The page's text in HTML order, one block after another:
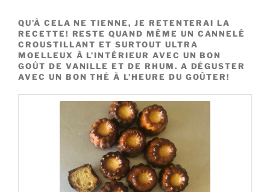
QU’À CELA NE TIENNE, JE RETENTERAI LA
RECETTE! RESTE QUAND MÊME UN CANNELÉ
CROUSTILLANT ET SURTOUT ULTRA
MOELLEUX À L’INTÉRIEUR AVEC UN BON
GOÛT DE VANILLE ET DE RHUM. A DÉGUSTER
AVEC UN BON THÉ À L’HEURE DU GOÛTER!